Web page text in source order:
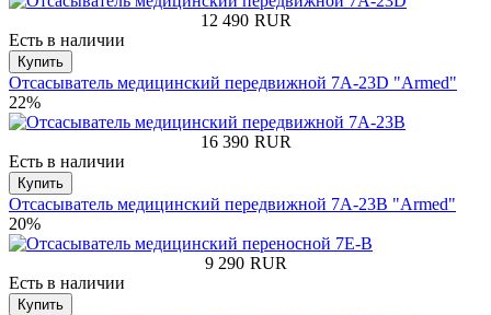
12 490 RUR
Есть в наличии
Купить
Отсасыватель медицинский передвижной 7A-23D "Armed"
22%
16 390 RUR
Есть в наличии
Купить
Отсасыватель медицинский передвижной 7A-23B "Armed"
20%
9 290 RUR
Есть в наличии
Купить